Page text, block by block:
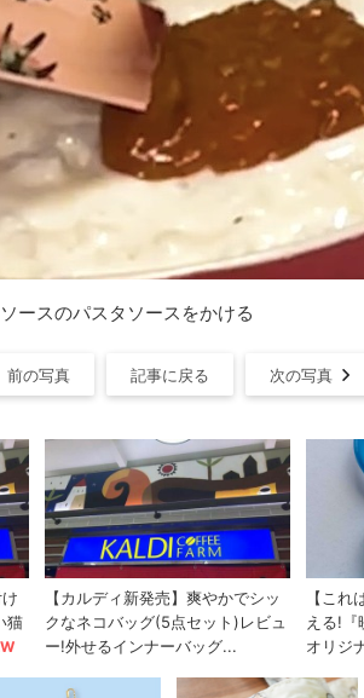
ースのパスタソースをかける
前の写真 記事に戻る 次の写真